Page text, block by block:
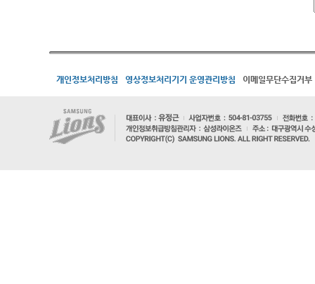
개인정보처리방침 영상정보처리기기 운영관리방침 이메일무단수집거부